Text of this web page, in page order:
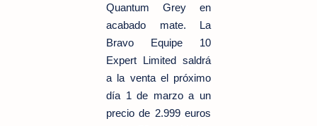
Quantum Grey en
acabado mate. La
Bravo Equipe 10
Expert Limited saldrá
a la venta el próximo
día 1 de marzo a un
precio de 2.999 euros